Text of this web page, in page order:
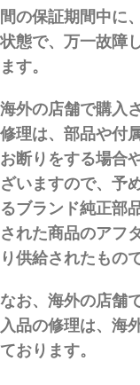
間の保証期間中に
状態で、万一故障
ます。
海外の店舗で購入
修理は、部品や付
お断りをする場合
ざいますので、予
るブランド純正部
された商品のアフ
り供給されたもの
なお、海外の店舗
入品の修理は、海
ております。